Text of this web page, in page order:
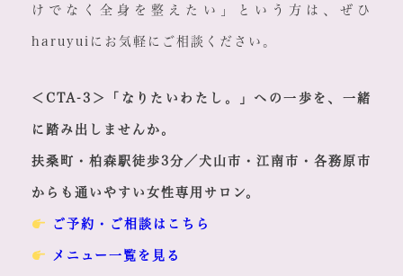
けでなく全身を整えたい」という方は、ぜひ
haruyuiにお気軽にご相談ください。
＜CTA-3＞「なりたいわたし。」への一歩を、一緒
に踏み出しませんか。
扶桑町・柏森駅徒歩3分／犬山市・江南市・各務原市
からも通いやすい女性専用サロン。
ご予約・ご相談はこちら
メニュー一覧を見る